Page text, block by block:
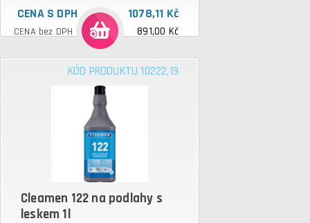
CENA S DPH 1078,11 Kč
CENA bez DPH 891,00 Kč
KÓD PRODUKTU 10222,19
Cleamen 122 na podlahy s
leskem 1l